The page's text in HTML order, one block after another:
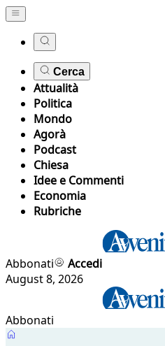
Cerca
Attualità
Politica
Mondo
Agorà
Podcast
Chiesa
Idee e Commenti
Economia
Rubriche
Abbonati
Accedi
August 8, 2026
Abbonati